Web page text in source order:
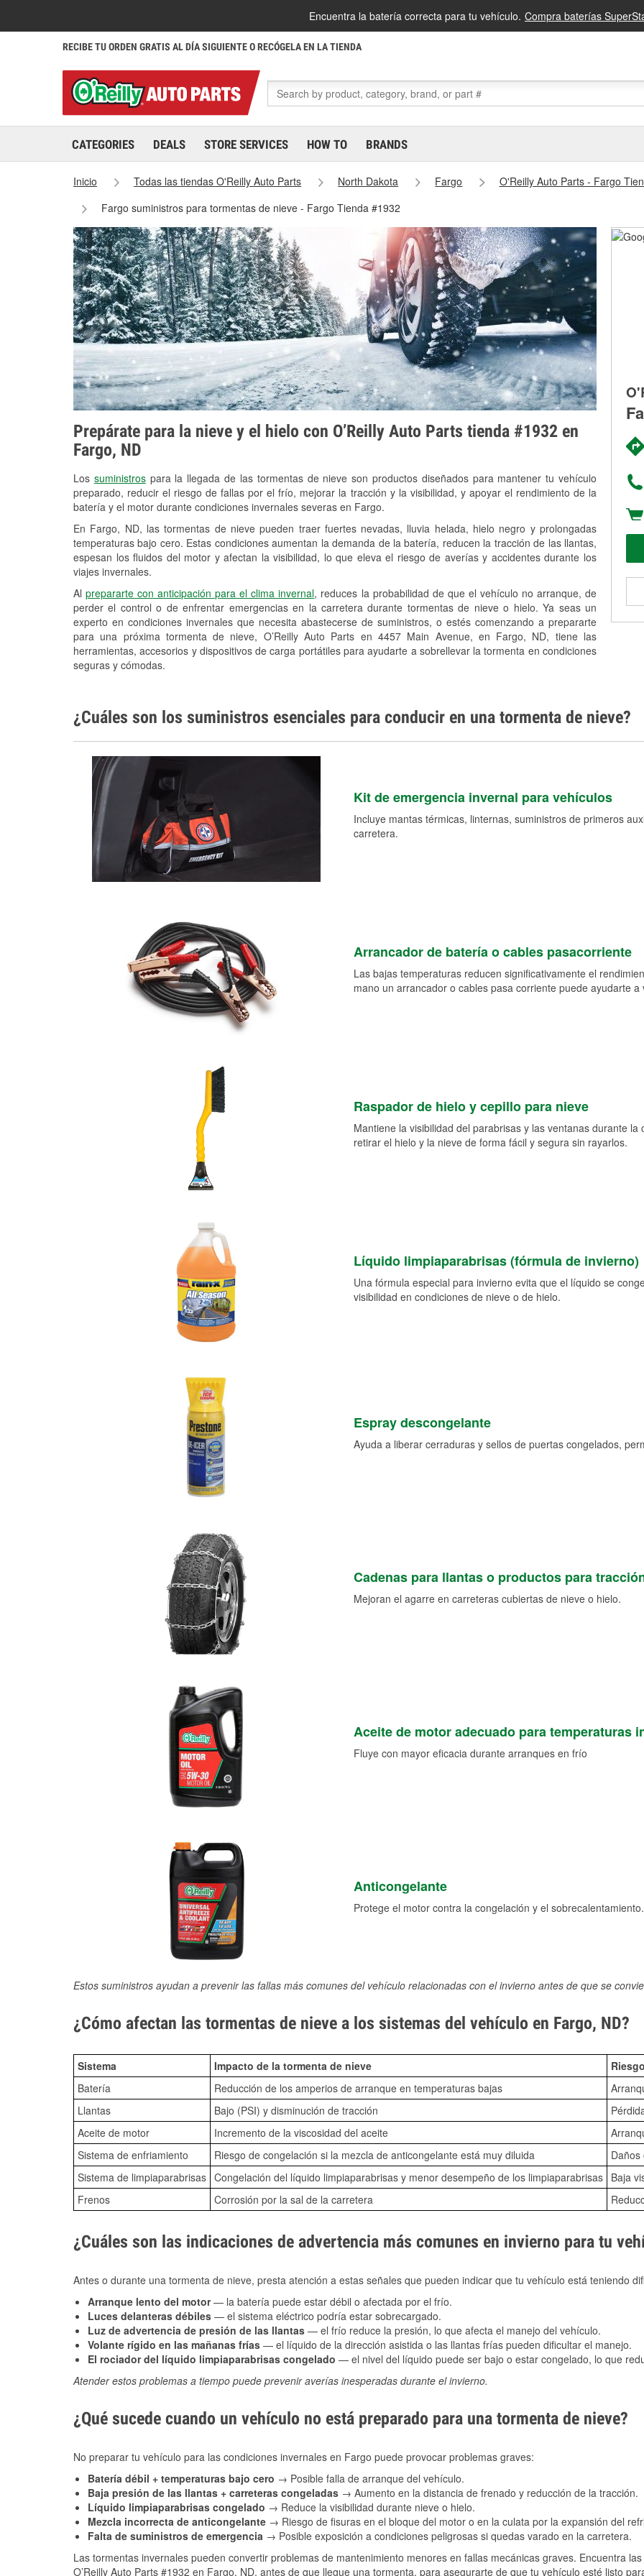
Encuentra la batería correcta para tu vehículo. Compra baterías
RECIBE TU ORDEN GRATIS AL DÍA SIGUIENTE O RECÓGELA EN LA TIENDA
CATEGORIES DEALS STORE SERVICES HOW TO BRANDS
Inicio Todas las tiendas O'Reilly Auto Parts North Dakota Fargo
O'Reilly Auto Parts - Fargo
Fargo suministros para tormentas de nieve - Fargo Tienda #1932
Prepárate para la nieve y el hielo con O’Reilly Auto Parts tienda #1932 en
Fargo, ND
Los suministrospara la llegada de las tormentas de nieve son productos diseñados para mantener tu vehículo
preparado, reducir el riesgo de fallas por el frío, mejorar la tracción y la visibilidad, y apoyar el rendimiento de la
batería y el motor durante condiciones invernales severas en Fargo.
En Fargo, ND, las tormentas de nieve pueden traer fuertes nevadas, lluvia helada, hielo negro y prolongadas
temperaturas bajo cero. Estas condiciones aumentan la demanda de la batería, reducen la tracción de las llantas,
espesan los fluidos del motor y afectan la visibilidad, lo que eleva el riesgo de averías y accidentes durante los
viajes invernales.
Alprepararte con anticipación para el clima invernal, reduces la probabilidad de que el vehículo no arranque, de
perder el control o de enfrentar emergencias en la carretera durante tormentas de nieve o hielo. Ya seas un
experto en condiciones invernales que necesita abastecerse de suministros, o estés comenzando a prepararte
para una próxima tormenta de nieve, O’Reilly Auto Parts en 4457 Main Avenue, en Fargo, ND, tiene las
herramientas, accesorios y dispositivos de carga portátiles para ayudarte a sobrellevar la tormenta en condiciones
seguras y cómodas.
¿Cuáles son los suministros esenciales para conducir en una tormenta de nieve?
Kit de emergencia invernal para vehículos
Incluye mantas térmicas, linternas, suministros de primeros
carretera.
Arrancador de batería o cables pasacorriente
Las bajas temperaturas reducen significativamente el
mano un arrancador o cables pasa corriente puede ayudarte
Raspador de hielo y cepillo para nieve
Mantiene la visibilidad del parabrisas y las ventanas durante
retirar el hielo y la nieve de forma fácil y segura sin rayarlos.
Líquido limpiaparabrisas (fórmula de invierno)
Una fórmula especial para invierno evita que el líquido se
visibilidad en condiciones de nieve o de hielo.
Espray descongelante
Ayuda a liberar cerraduras y sellos de puertas congelados,
Cadenas para llantas o productos para
Mejoran el agarre en carreteras cubiertas de nieve o hielo.
Aceite de motor adecuado para temperaturas
Fluye con mayor eficacia durante arranques en frío
Anticongelante
Protege el motor contra la congelación y el sobrecalentamiento.
Estos suministros ayudan a prevenir las fallas más comunes del vehículo relacionadas con el invierno antes de que se
¿Cómo afectan las tormentas de nieve a los sistemas del vehículo en Fargo, ND?
Sistema Impacto de la tormenta de nieve
Batería
Reducción de los amperios de arranque en temperaturas bajas
Llantas
Bajo (PSI) y disminución de tracción
Aceite de motor
Incremento de la viscosidad del aceite
Sistema de enfriamiento
Riesgo de congelación si la mezcla de anticongelante está muy diluida
Sistema de limpiaparabrisas Congelación del líquido limpiaparabrisas y menor desempeño de los limpiaparabrisas Baja
Frenos
Corrosión por la sal de la carretera
¿Cuáles son las indicaciones de advertencia más comunes en invierno para tu
Antes o durante una tormenta de nieve, presta atención a estas señales que pueden indicar que tu vehículo está teniendo
Arranque lento del motor— la batería puede estar débil o afectada por el frío.
Luces delanteras débiles — el sistema eléctrico podría estar sobrecargado.
Luz de advertencia de presión de las llantas — el frío reduce la presión, lo que afecta el manejo del vehículo.
Volante rígido en las mañanas frías — el líquido de la dirección asistida o las llantas frías pueden dificultar el manejo.
El rociador del líquido limpiaparabrisas congelado — el nivel del líquido puede ser bajo o estar congelado, lo que
Atender estos problemas a tiempo puede prevenir averías inesperadas durante el invierno.
¿Qué sucede cuando un vehículo no está preparado para una tormenta de nieve?
No preparar tu vehículo para las condiciones invernales en Fargo puede provocar problemas graves:
Batería débil + temperaturas bajo cero → Posible falla de arranque del vehículo.
Baja presión de las llantas + carreteras congeladas → Aumento en la distancia de frenado y reducción de la tracción.
Líquido limpiaparabrisas congelado → Reduce la visibilidad durante nieve o hielo.
Mezcla incorrecta de anticongelante → Riesgo de fisuras en el bloque del motor o en la culata por la expansión del
Falta de suministros de emergencia → Posible exposición a condiciones peligrosas si quedas varado en la carretera.
Las tormentas invernales pueden convertir problemas de mantenimiento menores en fallas mecánicas graves. Encuentra
O’Reilly Auto Parts #1932 en Fargo, ND, antes de que llegue una tormenta, para asegurarte de que tu vehículo esté listo